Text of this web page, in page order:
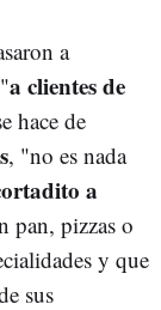
a
a clientes de
hace de
, "no es nada
a
pan, pizzas o
y que
sus